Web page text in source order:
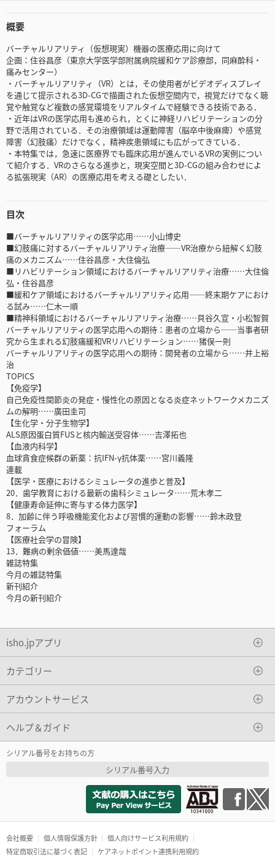
概要
バーチャルリアリティ（仮想現実）機器の医療応用に向けて
企画：住谷昌彦（東京大学医学部附属病院緩和ケア診療部，同麻酔科・
痛みセンター）
・バーチャルリアリティ（VR）とは，その使用者がビデオディスプレイ
を通じて提示される3D-CGで描画された仮想空間内で，視覚だけでなく聴
覚や触覚など複数の感覚環境をリアルタイムで経験できる技術である．
・近年はVRの医学応用も進められ，とくに神経リハビリテーションの分
野で活用されている．その治療領域は運動障害（脳卒中後麻痺）や感覚
障害（幻肢痛）だけでなく，精神疾患領域にも広がってきている．
・本特集では，急速に医療界でも臨床応用が進んでいるVRの実例につい
て紹介する．VRのさらなる進歩と，現実空間と3D-CGの組み合わせによ
る拡張現実（AR）の医療応用を考える礎としたい．
目次
■バーチャルリアリティの医学応用……小山博史
■幻肢痛に対するバーチャルリアリティ治療――VR治療から紐解く幻肢
痛のメカニズム……住谷昌彦・大住倫弘
■リハビリテーション領域におけるバーチャルリアリティ治療……大住倫
弘・住谷昌彦
■緩和ケア領域におけるバーチャルリアリティ応用――終末期ケアにおけ
る試み……仁木一順
■精神科領域におけるバーチャルリアリティ治療……貝谷久宣・小松智賀
バーチャルリアリティの医学応用への期待：患者の立場から──当事者研
究から生まれる幻肢痛緩和VRリハビリテーション……猪俣一則
バーチャルリアリティの医学応用への期待：開発者の立場から……井上裕
治
TOPICS
【免疫学】
自己免疫性関節炎の発症・慢性化の原因となる炎症ネットワークメカニズ
ムの解明……廣田圭司
【生化学・分子生物学】
ALS原因蛋白質FUSと核内輸送受容体……吉澤拓也
【血液内科学】
血球貪食症候群の新薬：抗IFN-γ抗体薬……宮川義隆
連載
【医学・医療におけるシミュレータの進歩と普及】
20．歯学教育における最新の歯科シミュレータ……荒木孝二
【健康寿命延伸に寄与する体力医学】
8．加齢に伴う呼吸機能変化および習慣的運動の影響……鈴木政登
フォーラム
【医療社会学の冒険】
13．難病の剰余価値……美馬達哉
雑誌特集
今月の雑誌特集
新刊紹介
今月の新刊紹介
isho.jpアプリ
カテゴリー
アカウントサービス
ヘルプ＆ガイド
シリアル番号をお持ちの方
シリアル番号入力
会社概要 個人情報保護方針
個人向けサービス利用規約
特定商取引法に基づく表記
ケアネットポイント連携利用規約